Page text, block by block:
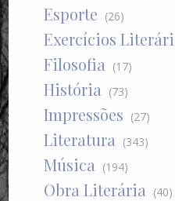
Esporte (26)
Exercícios
Filosofia (17)
História (73)
Impressões (27)
Literatura (343)
Música (194)
Obra Literária (40)